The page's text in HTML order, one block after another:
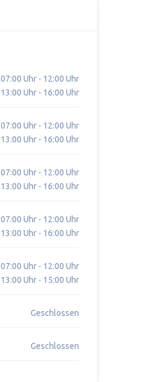
07:00 Uhr - 12:00 Uhr
13:00 Uhr - 16:00 Uhr
07:00 Uhr - 12:00 Uhr
13:00 Uhr - 16:00 Uhr
07:00 Uhr - 12:00 Uhr
13:00 Uhr - 16:00 Uhr
07:00 Uhr - 12:00 Uhr
13:00 Uhr - 16:00 Uhr
07:00 Uhr - 12:00 Uhr
13:00 Uhr - 15:00 Uhr
Geschlossen
Geschlossen